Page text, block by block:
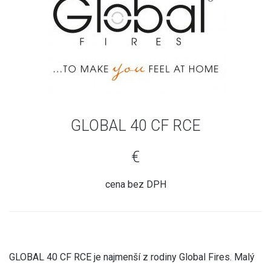
GLOBAL 40 CF RCE
€
cena bez DPH
GLOBAL 40 CF RCE je najmenší z rodiny Global Fires. Malý